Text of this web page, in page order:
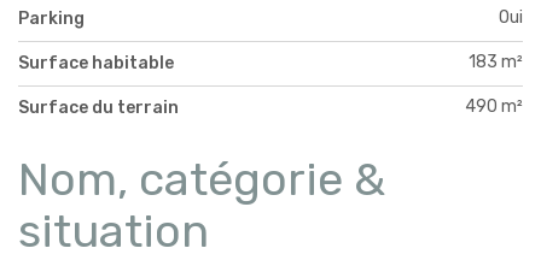
Parking Oui
Surface habitable 183 m²
Surface du terrain 490 m²
Nom, catégorie &
situation